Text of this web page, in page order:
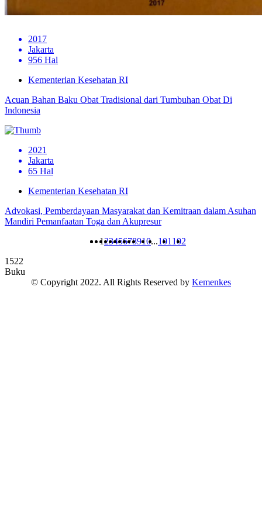
2017
Jakarta
956 Hal
Kementerian Kesehatan RI
Acuan Bahan Baku Obat Tradisional dari Tumbuhan Obat Di
Indonesia
2021
Jakarta
65 Hal
Kementerian Kesehatan RI
Advokasi, Pemberdayaan Masyarakat dan Kemitraan dalam Asuhan
Mandiri Pemanfaatan Toga dan Akupresur
12345678910...101 102
1522
Buku
© Copyright 2022. All Rights Reserved by Kemenkes